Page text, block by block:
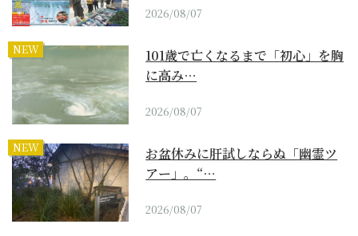
2026/08/07
NEW
101歳で亡くなるまで「初心」を胸
に高み…
2026/08/07
NEW
お盆休みに肝試しならぬ「幽霊ツ
アー」。“…
2026/08/07